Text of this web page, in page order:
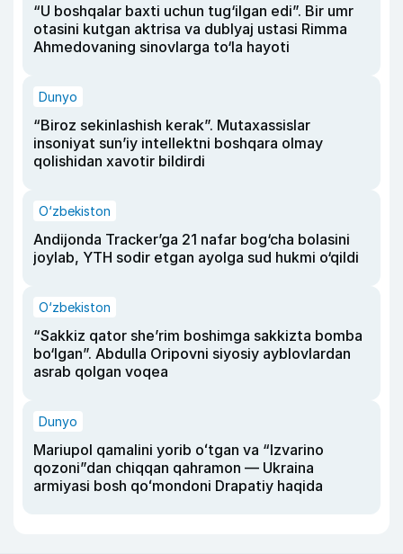
“U boshqalar baxti uchun tug‘ilgan edi”. Bir umr
otasini kutgan aktrisa va dublyaj ustasi Rimma
Ahmedovaning sinovlarga to‘la hayoti
Dunyo
“Biroz sekinlashish kerak”. Mutaxassislar
insoniyat sun’iy intellektni boshqara olmay
qolishidan xavotir bildirdi
O‘zbekiston
Andijonda Tracker’ga 21 nafar bog‘cha bolasini
joylab, YTH sodir etgan ayolga sud hukmi o‘qildi
O‘zbekiston
“Sakkiz qator she’rim boshimga sakkizta bomba
bo‘lgan”. Abdulla Oripovni siyosiy ayblovlardan
asrab qolgan voqea
Dunyo
Mariupol qamalini yorib oʻtgan va “Izvarino
qozoni”dan chiqqan qahramon — Ukraina
armiyasi bosh qoʻmondoni Drapatiy haqida